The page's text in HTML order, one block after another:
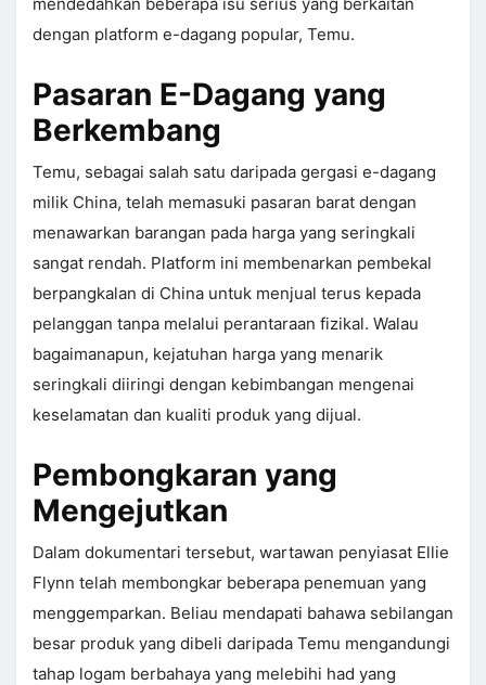
mendedahkan beberapa isu serius yang berkaitan
dengan platform e-dagang popular, Temu.
Pasaran E-Dagang yang
Berkembang
Temu, sebagai salah satu daripada gergasi e-dagang
milik China, telah memasuki pasaran barat dengan
menawarkan barangan pada harga yang seringkali
sangat rendah. Platform ini membenarkan pembekal
berpangkalan di China untuk menjual terus kepada
pelanggan tanpa melalui perantaraan fizikal. Walau
bagaimanapun, kejatuhan harga yang menarik
seringkali diiringi dengan kebimbangan mengenai
keselamatan dan kualiti produk yang dijual.
Pembongkaran yang
Mengejutkan
Dalam dokumentari tersebut, wartawan penyiasat Ellie
Flynn telah membongkar beberapa penemuan yang
menggemparkan. Beliau mendapati bahawa sebilangan
besar produk yang dibeli daripada Temu mengandungi
tahap logam berbahaya yang melebihi had yang